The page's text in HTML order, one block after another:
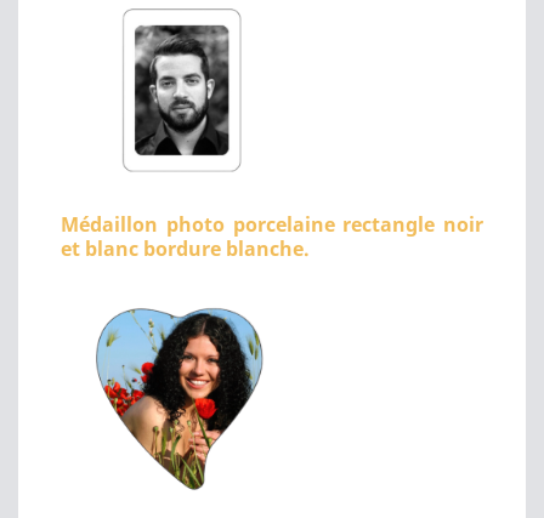
Médaillon photo porcelaine rectangle noir
et blanc bordure blanche.